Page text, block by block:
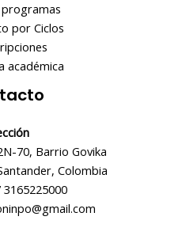
por Ciclos
académica
70, Barrio Govika
Colombia
3165225000